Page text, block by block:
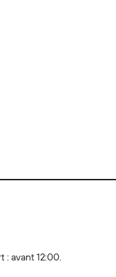
: avant 12:00.